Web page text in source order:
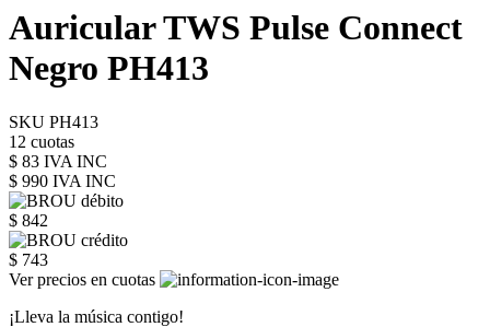
Auricular TWS Pulse Connect
Negro PH413
SKU PH413
12 cuotas
$ 83 IVA INC
$ 990 IVA INC
$ 842
$ 743
Ver precios en cuotas
¡Lleva la música contigo!